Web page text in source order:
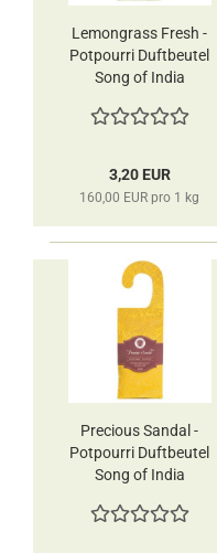
Lemongrass Fresh -
Potpourri Duftbeutel
Song of India
3,20 EUR
160,00 EUR pro 1 kg
Precious Sandal -
Potpourri Duftbeutel
Song of India